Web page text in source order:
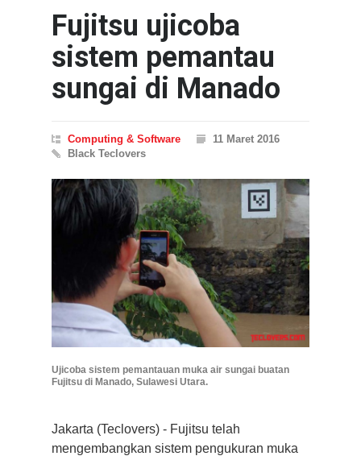
Fujitsu ujicoba
sistem pemantau
sungai di Manado
Computing & Software
11 Maret 2016
Black Teclovers
Ujicoba sistem pemantauan muka air sungai buatan
Fujitsu di Manado, Sulawesi Utara.
Jakarta (Teclovers) - Fujitsu telah
mengembangkan sistem pengukuran muka